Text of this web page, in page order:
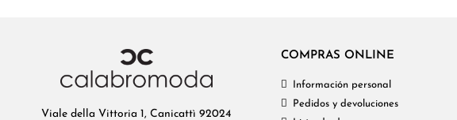
Viale della Vittoria 1, Canicattì 92024
COMPRAS ONLINE
Información personal
Pedidos y devoluciones